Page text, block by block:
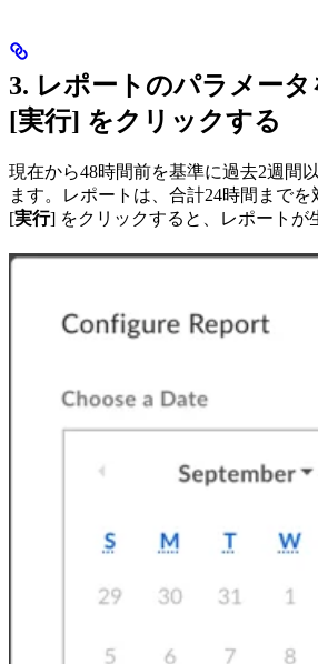
3. レポートのパラメータ
[実行] をクリックする
現在から48時間前を基準に過去2週間
ます。レポートは、合計24時間までを
[実行] をクリックすると、レポートが